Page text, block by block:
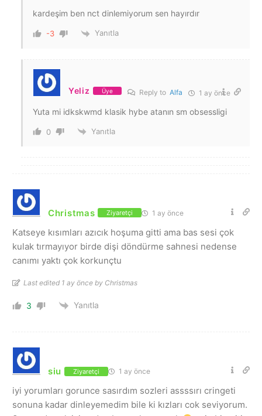
kardeşim ben nct dinlemiyorum sen hayırdır
-3 Yanıtla
Yeliz Üye Reply to Alfa 1 ay önce
Yuta mi idkskwmd klasik hybe atanın sm obsessligi
0 Yanıtla
Christmas Ziyaretçi 1 ay önce
Katseye kısımları azıcık hoşuma gitti ama bas sesi çok
kulak tırmayıyor birde dişi döndürme sahnesi nedense
canımı yaktı çok korkunçtu
Last edited 1 ay önce by Christmas
3 Yanıtla
siu Ziyaretçi 1 ay önce
iyi yorumları gorunce sasırdım sozleri assssırı cringeti
sonuna kadar dinleyemedim bile ki kızları cok seviyorum.